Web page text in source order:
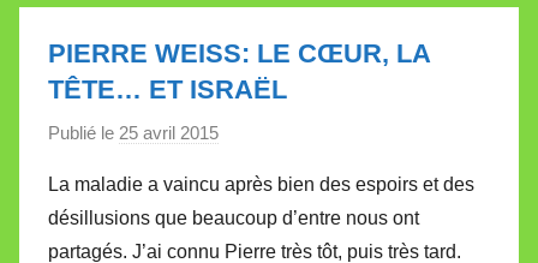
PIERRE WEISS: LE CŒUR, LA
TÊTE… ET ISRAËL
Publié le 25 avril 2015
M
La maladie a vaincu après bien des espoirs et des
désillusions que beaucoup d’entre nous ont
partagés. J’ai connu Pierre très tôt, puis très tard.